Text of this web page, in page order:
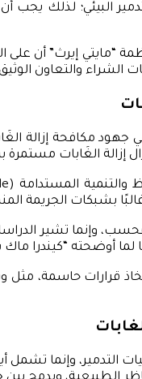
البيئي؛ لذلك يجب
منظمة “مايتي إيرث”
والتعاون الوثيق
إزالة
إزالة الغَابات
غالبًا بشبكات الجريمة
وإنما تشير
لما أوضحته “كيندرا
قرارات حاسمة، مثل